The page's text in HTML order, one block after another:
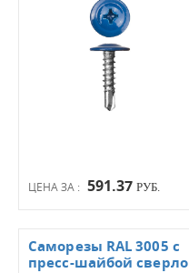
ЦЕНА ЗА : 591.37 РУБ.
Саморезы RAL 3005 с
пресс-шайбой сверло